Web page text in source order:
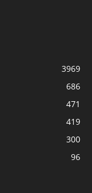
3969
686
471
419
300
96